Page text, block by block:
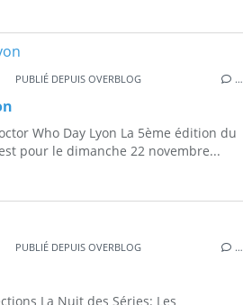
PUBLIÉ DEPUIS OVERBLOG …
Who Day Lyon La 5ème édition du
pour le dimanche 22 novembre...
PUBLIÉ DEPUIS OVERBLOG …
La Nuit des Séries: Les